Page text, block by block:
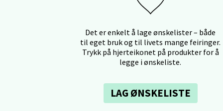
Det er enkelt å lage ønskelister – både
til eget bruk og til livets mange feiringer.
Trykk på hjerteikonet på produkter for å
legge i ønskeliste.
LAG ØNSKELISTE